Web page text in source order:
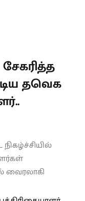
தவெக
வைரலாகி